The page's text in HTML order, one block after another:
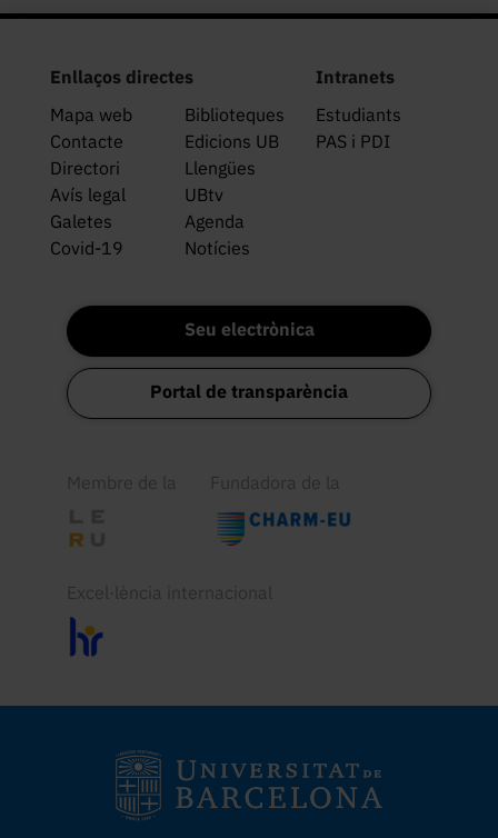
Enllaços directes
Mapa web
Biblioteques
Contacte
Edicions UB
Directori
Llengües
Avís legal
UBtv
Galetes
Agenda
Covid-19
Notícies
Intranets
Estudiants
PAS i PDI
Seu electrònica
Portal de transparència
Membre de la Fundadora de la
Excel·lència internacional